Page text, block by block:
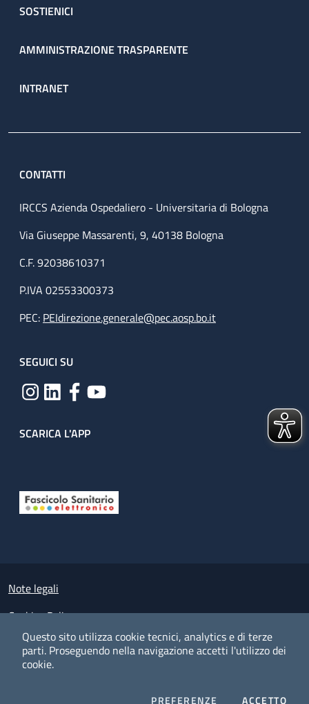
Questo sito utilizza cookie tecnici, analytics e di terze
parti. Proseguendo nella navigazione accetti l'utilizzo dei
cookie.
PREFERENZE COOKIESACCETTOI
SOSTIENICI
AMMINISTRAZIONE TRASPARENTE
INTRANET
CONTATTI
IRCCS Azienda Ospedaliero - Universitaria di Bologna
Via Giuseppe Massarenti, 9, 40138 Bologna
C.F. 92038610371
P.IVA 02553300373
PEC: PEIdirezione.generale@pec.aosp.bo.it
SEGUICI SU
SCARICA L'APP
Small prints
Note legali
Cookies Policy
Policy privacy e protezione del dato personale
Albo pretorio on-line